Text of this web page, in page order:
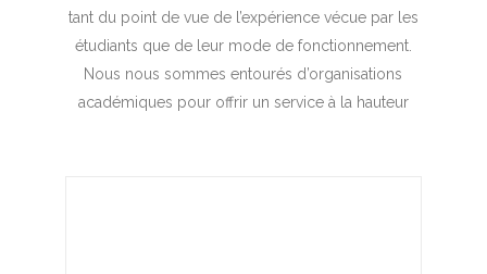
tant du point de vue de l’expérience vécue par les
étudiants que de leur mode de fonctionnement.
Nous nous sommes entourés d’organisations
académiques pour offrir un service à la hauteur